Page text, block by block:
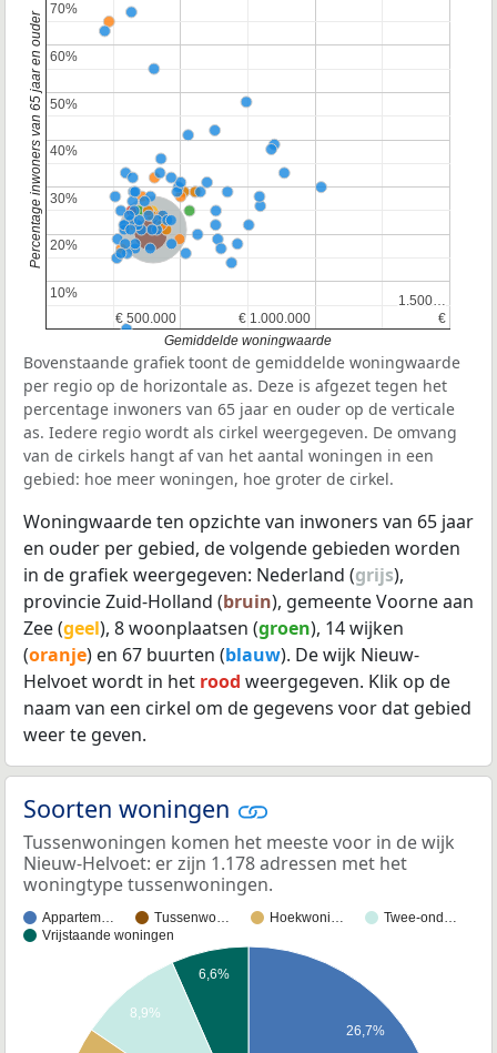
Nederland
Provincie Zuid-Holland
€ 500.000
€ 500.000 € 1.000.000
€ 1.000.000 €
€
1.500…
1.500…
10%
10%
20%
20%
30%
30%
40%
40%
50%
50%
60%
60%
70%
70%
Gemiddelde woningwaarde
Percentage inwoners van 65 jaar en ouder
Bovenstaande grafiek toont de gemiddelde woningwaarde
per regio op de horizontale as. Deze is afgezet tegen het
percentage inwoners van 65 jaar en ouder op de verticale
as. Iedere regio wordt als cirkel weergegeven. De omvang
van de cirkels hangt af van het aantal woningen in een
gebied: hoe meer woningen, hoe groter de cirkel.
Woningwaarde ten opzichte van inwoners van 65 jaar
en ouder per gebied, de volgende gebieden worden
in de grafiek weergegeven: Nederland (grijs),
provincie Zuid-Holland (bruin), gemeente Voorne aan
Zee (geel), 8 woonplaatsen (groen), 14 wijken
(oranje) en 67 buurten (blauw). De wijk Nieuw-
Helvoet wordt in het rood weergegeven. Klik op de
naam van een cirkel om de gegevens voor dat gebied
weer te geven.
Soorten woningen
Tussenwoningen komen het meeste voor in de wijk
Nieuw-Helvoet: er zijn 1.178 adressen met het
woningtype tussenwoningen.
Appartem… Tussenwo… Hoekwoni…
Twee-ond…
Vrijstaande woningen
26,7%
6,6%
8,9%